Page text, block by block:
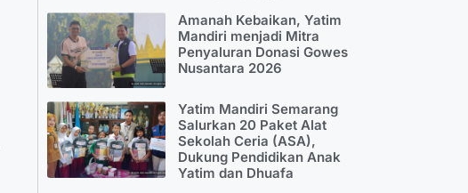
Amanah Kebaikan, Yatim
Mandiri menjadi Mitra
Penyaluran Donasi Gowes
Nusantara 2026
Yatim Mandiri Semarang
Salurkan 20 Paket Alat
Sekolah Ceria (ASA),
Dukung Pendidikan Anak
Yatim dan Dhuafa